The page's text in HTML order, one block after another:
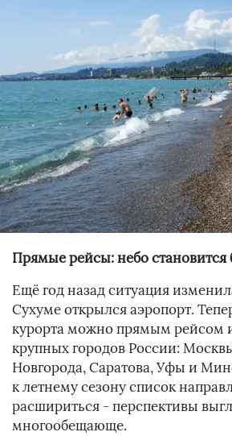
Прямые рейсы: небо становится
Ещё год назад ситуация
Сухуме открылся аэропорт.
курорта можно прямым рейсом
крупных городов России:
Новгорода, Саратова, Уфы и
к летнему сезону список
расшириться - перспективы
многообещающе.